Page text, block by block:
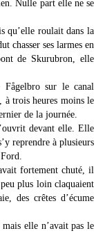
Nulle part elle ne se
qu’elle roulait dans la
chasser ses larmes en
de Skurubron, elle
sur le canal
à trois heures moins le
de la journée.
devant elle. Elle
reprendre à plusieurs
fortement chuté, il
plus loin claquaient
des crêtes d’écume
elle n’avait pas le